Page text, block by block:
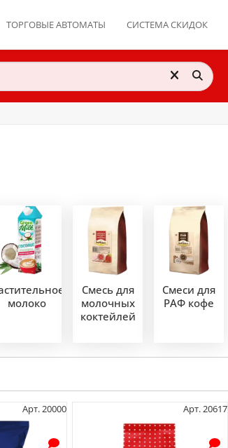
ТОРГОВЫЕ АВТОМАТЫ СИСТЕМА СКИДОК
молоко
Смесь для
молочных
коктейлей
Смеси для
РАФ кофе
Арт. 20000 Арт. 20617